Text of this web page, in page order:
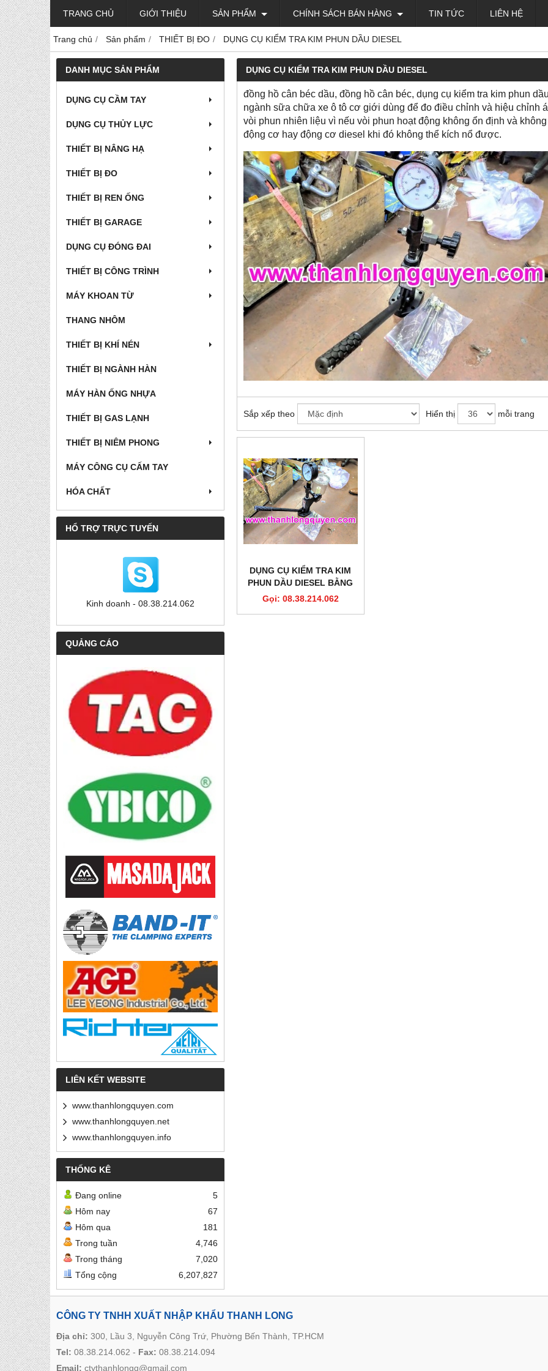
TRANG CHỦ GIỚI THIỆU SẢN PHẨM CHÍNH SÁCH BÁN HÀNG TIN TỨC LIÊN HỆ
Trang chủ Sản phẩm THIẾT BỊ ĐO DỤNG CỤ KIỂM TRA KIM PHUN DẦU DIESEL
DANH MỤC SẢN PHẨM
DỤNG CỤ CẦM TAY
DỤNG CỤ THỦY LỰC
THIẾT BỊ NÂNG HẠ
THIẾT BỊ ĐO
THIẾT BỊ REN ỐNG
THIẾT BỊ GARAGE
DỤNG CỤ ĐÓNG ĐAI
THIẾT BỊ CÔNG TRÌNH
MÁY KHOAN TỪ
THANG NHÔM
THIẾT BỊ KHÍ NÉN
THIẾT BỊ NGÀNH HÀN
MÁY HÀN ỐNG NHỰA
THIẾT BỊ GAS LẠNH
THIẾT BỊ NIÊM PHONG
MÁY CÔNG CỤ CẤM TAY
HÓA CHẤT
HỔ TRỢ TRỰC TUYẾN
Kinh doanh - 08.38.214.062
QUẢNG CÁO
LIÊN KẾT WEBSITE
www.thanhlongquyen.com
www.thanhlongquyen.net
www.thanhlongquyen.info
THỐNG KÊ
Đang online
5
Hôm nay
67
Hôm qua
181
Trong tuần
4,746
Trong tháng
7,020
Tổng cộng
6,207,827
DỤNG CỤ KIỂM TRA KIM PHUN DẦU DIESEL
đồng hồ cân béc dầu, đồng hồ cân béc, dụng cụ kiểm tra kim phun
ngành sữa chữa xe ô tô cơ giới dùng để đo điều chỉnh và hiệu chỉnh
vòi phun nhiên liệu vì nếu vòi phun hoạt động không ổn định và
động cơ hay động cơ diesel khi đó không thể kích nổ được.
Sắp xếp theo Hiển thị mỗi trang
DỤNG CỤ KIỂM TRA KIM
PHUN DẦU DIESEL BẰNG
TAY S60H
Gọi: 08.38.214.062
CÔNG TY TNHH XUẤT NHẬP KHẨU THANH LONG
Địa chỉ: 300, Lầu 3, Nguyễn Công Trứ, Phường Bến Thành, TP.HCM
Tel: 08.38.214.062 - Fax: 08.38.214.094
Email: ctythanhlongq@gmail.com